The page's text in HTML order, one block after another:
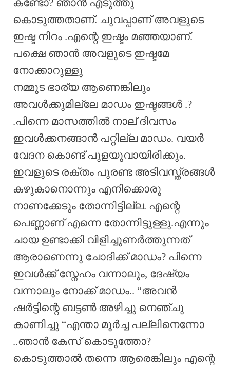
കൊടുത്തതാണ്. ചുവപ്പാണ് അവളുടെ
ഇഷ്ട നിറം .എന്റെ ഇഷ്ടം മഞ്ഞയാണ്.
പക്ഷെ ഞാൻ അവളുടെ ഇഷ്ടമേ
നോക്കാറുള്ളു
നമ്മുട ഭാര്യ ആണെങ്കിലും
അവൾക്കുമില്ലേ മാഡം ഇഷ്ടങ്ങൾ .?
.പിന്നെ മാസത്തിൽ നാല് ദിവസം
ഇവൾക്കനങ്ങാൻ പറ്റില്ല മാഡം. വയർ
വേദന കൊണ്ട് പുളയുവായിരിക്കും.
ഇവളുടെ രക്തം പുരണ്ട അടിവസ്ത്രങ്ങൾ
കഴുകാനൊന്നും എനിക്കൊരു
നാണക്കേടും തോന്നിട്ടില്ല. എന്റെ
പെണ്ണാണ് എന്നെ തോന്നിട്ടുള്ളു.എന്നും
ചായ ഉണ്ടാക്കി വിളിച്ചുണർത്തുന്നത്
ആരാണെന്നു ചോദിക്ക് മാഡം? പിന്നെ
ഇവൾക്ക് സ്നേഹം വന്നാലും, ദേഷ്യം
വന്നാലും നോക്ക് മാഡം.. “അവൻ
ഷർട്ടിന്റെ ബട്ടൺ അഴിച്ചു നെഞ്ചു
കാണിച്ചു “എന്താ മൂർച്ച പല്ലിനെന്നോ
..ഞാൻ കേസ് കൊടുത്തോ?
കൊടുത്താൽ തന്നെ ആരെങ്കിലും എന്റെ